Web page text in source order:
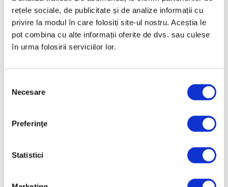
rețele sociale, de publicitate și de analize informații cu
privire la modul în care folosiți site-ul nostru. Aceștia le
pot combina cu alte informații oferite de dvs. sau culese
în urma folosirii serviciilor lor.
consimțământului
Necesare
Preferinţe
Statistici
Octombrie 2025
Septembrie 2025
Februarie 2025
Decembrie 2024